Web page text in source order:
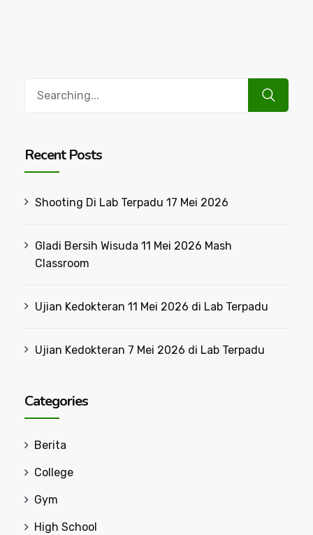
Recent Posts
Shooting Di Lab Terpadu 17 Mei 2026
Gladi Bersih Wisuda 11 Mei 2026 Mash
Classroom
Ujian Kedokteran 11 Mei 2026 di Lab Terpadu
Ujian Kedokteran 7 Mei 2026 di Lab Terpadu
Categories
Berita
College
Gym
High School